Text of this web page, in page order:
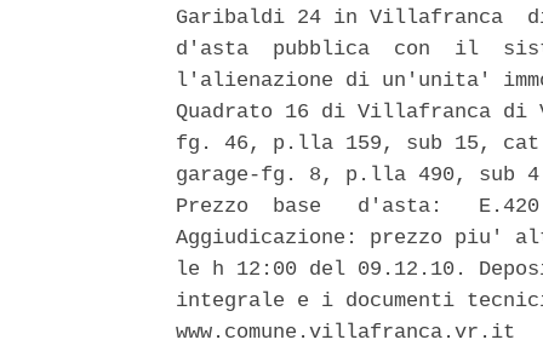
Garibaldi 24 in Villafranca
d'asta  pubblica  con  il
l'alienazione di un'unita'
Quadrato 16 di Villafranca
fg. 46, p.lla 159, sub 15,
garage-fg. 8, p.lla 490, sub 4
Prezzo  base   d'asta:
Aggiudicazione: prezzo piu'
le h 12:00 del 09.12.10.
integrale e i documenti
www.comune.villafranca.vr.it